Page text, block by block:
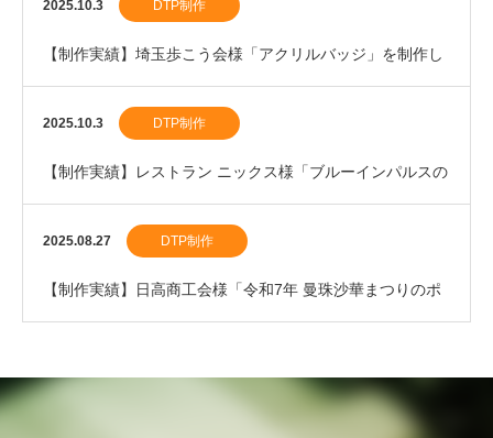
2025.10.3 DTP制作
【制作実績】埼玉歩こう会様「アクリルバッジ」を制作し
ました。
2025.10.3 DTP制作
【制作実績】レストラン ニックス様「ブルーインパルスの
割箸」を制作しました。
2025.08.27 DTP制作
【制作実績】日高商工会様「令和7年 曼珠沙華まつりのポ